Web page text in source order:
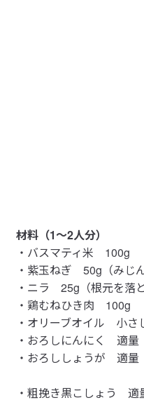
材料（1〜2人分）
・バスマティ米 100g
・紫玉ねぎ 50g（みじん
・ニラ 25g（根元を落
・鶏むねひき肉 100g
・オリーブオイル 小さ
・おろしにんにく 適量
・おろししょうが 適量
・粗挽き黒こしょう 適